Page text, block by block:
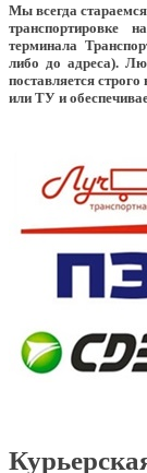
Мы всегда
транспортировке
терминала
либо до адреса).
поставляется
или ТУ и